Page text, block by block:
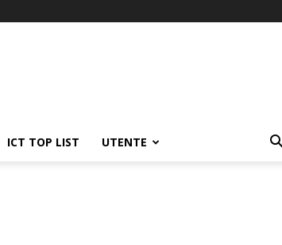
ICT TOP LIST UTENTE